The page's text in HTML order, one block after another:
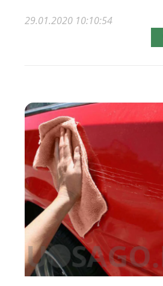
29.01.2020 10:10:54